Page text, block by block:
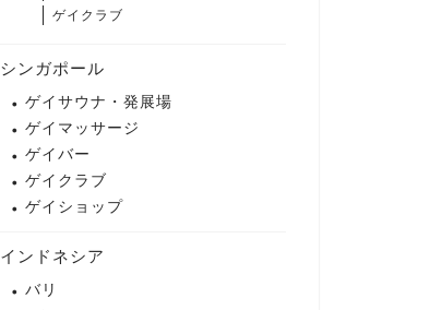
ゲイクラブ
シンガポール
ゲイサウナ・発展場
ゲイマッサージ
ゲイバー
ゲイクラブ
ゲイショップ
インドネシア
バリ